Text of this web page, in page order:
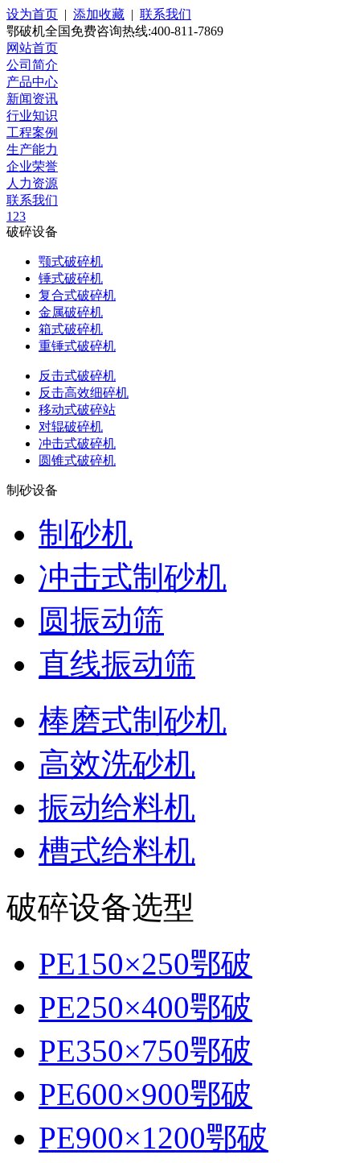
设为首页 | 添加收藏 | 联系我们
鄂破机全国免费咨询热线:400-811-7869
网站首页
公司简介
产品中心
新闻资讯
行业知识
工程案例
生产能力
企业荣誉
人力资源
联系我们
1 23
破碎设备
颚式破碎机
锤式破碎机
复合式破碎机
金属破碎机
箱式破碎机
重锤式破碎机
反击式破碎机
反击高效细碎机
移动式破碎站
对辊破碎机
冲击式破碎机
圆锥式破碎机
制砂设备
制砂机
冲击式制砂机
圆振动筛
直线振动筛
棒磨式制砂机
高效洗砂机
振动给料机
槽式给料机
破碎设备选型
PE150×250鄂破
PE250×400鄂破
PE350×750鄂破
PE600×900鄂破
PE900×1200鄂破